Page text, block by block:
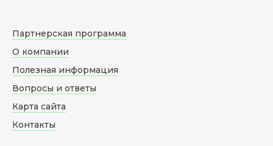
Партнерская программа
О компании
Полезная информация
Вопросы и ответы
Карта сайта
Контакты